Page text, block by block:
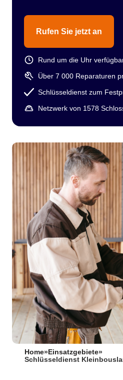
Rufen Sie jetzt an
Rund um die Uhr
Über 7 000 Reparaturen
Schlüsseldienst zum
Netzwerk von 1578
Home» Einsatzgebiete»
Schlüsseldienst